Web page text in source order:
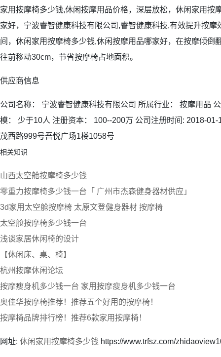
家用按摩椅多少钱,休闲按摩用品价格，深层放松，休闲家用按
家好，宁波睿智健康科技有限公司,睿智健康科技,有效提升按摩
间，休闲家用按摩椅多少钱,休闲按摩用品哪家好，在按摩倾倒
往前移动30cm，节省按摩椅占地面积。
供应商信息
公司名称： 宁波睿智健康科技有限公司 所属行业： 按摩用品
模： 少于10人 注册资本： 100--200万 公司注册时间: 2018-
茂西路999号吾悦广场1楼1058号
相关知识
山西太空舱按摩椅多少钱
零重力按摩椅多少钱一台「 广州市杰森健身器材供应」
3d家用太空舱按摩椅 太原文登健身器材 按摩椅
太空舱按摩椅多少钱一台
浅谈家居休闲椅的设计
【休闲床、桌、椅】
杭州按摩休闲论坛
按摩瘦身机多少钱一台 家用按摩瘦身机多少钱一台
奥佳华按摩椅推荐！推荐五个好用的按摩椅！
按摩椅品牌排行榜！推荐6款家用按摩椅！
网址: 休闲家用按摩椅多少钱 https://www.trfsz.com/